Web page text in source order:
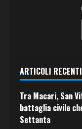
ARTICOLI RECENTI
Tra Macari, San
battaglia civile
Settanta